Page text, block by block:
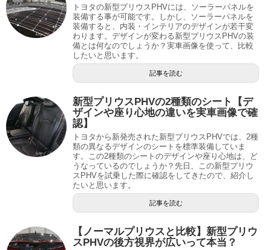
トヨタの新型プリウスPHVには、ソーラーパネルを
装備する事が可能です。しかし、ソーラーパネルを
装備すると、内装・インテリアのデザインが若干変
わります。デザインが変わる新型プリウスPHVの装
備とは何なのでしょうか？実車画像を使って、比較
したいと思います。
記事を読む
新型プリウスPHVの2種類のシート【デ
ザインや座り心地の違いを実車画像で確
認】
トヨタから新発売された新型プリウスPHVでは、2種
類の異なるデザインのシートを標準装備していま
す。この2種類のシートのデザインや座り心地は、ど
うなっているのでしょうか？先日、この新型プリウ
スPHVを試乗した際に確認をしてきたので、紹介し
たいと思います。
記事を読む
【ノーマルプリウスと比較】新型プリウ
スPHVの後方視界が広いって本当？